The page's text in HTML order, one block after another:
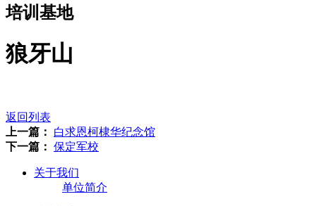
培训基地
狼牙山
返回列表
上一篇：
白求恩柯棣华纪念馆
下一篇： 保定军校
关于我们
单位简介